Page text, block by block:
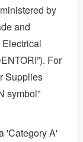
by
and
For
Supplies
symbol”
'Category A'